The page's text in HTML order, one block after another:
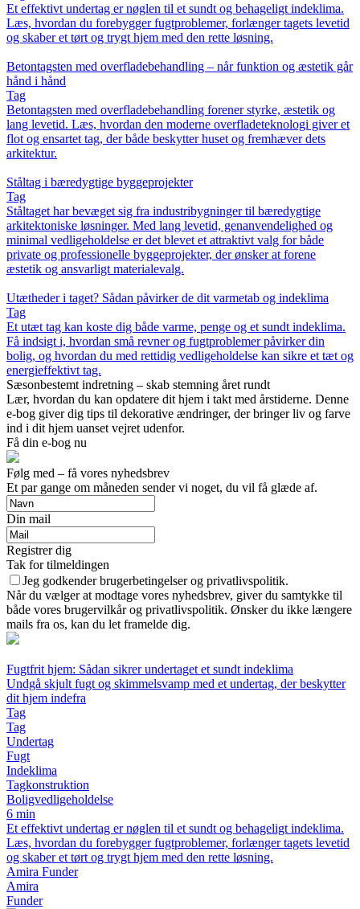
Et effektivt undertag er nøglen til et sundt og behageligt indeklima.
Læs, hvordan du forebygger fugtproblemer, forlænger tagets levetid
og skaber et tørt og trygt hjem med den rette løsning.
Betontagsten med overfladebehandling – når funktion og æstetik går
hånd i hånd
Tag
Betontagsten med overfladebehandling forener styrke, æstetik og
lang levetid. Læs, hvordan den moderne overfladeteknologi giver et
flot og ensartet tag, der både beskytter huset og fremhæver dets
arkitektur.
Ståltag i bæredygtige byggeprojekter
Tag
Ståltaget har bevæget sig fra industribygninger til bæredygtige
arkitektoniske løsninger. Med lang levetid, genanvendelighed og
minimal vedligeholdelse er det blevet et attraktivt valg for både
private og professionelle byggeprojekter, der ønsker at forene
æstetik og ansvarligt materialevalg.
Utætheder i taget? Sådan påvirker de dit varmetab og indeklima
Tag
Et utæt tag kan koste dig både varme, penge og et sundt indeklima.
Få indsigt i, hvordan små revner og fugtproblemer påvirker din
bolig, og hvordan du med rettidig vedligeholdelse kan sikre et tæt og
energieffektivt tag.
Sæsonbestemt indretning – skab stemning året rundt
Lær, hvordan du kan opdatere dit hjem i takt med årstiderne. Denne
e-bog giver dig tips til dekorative ændringer, der bringer liv og farve
ind i dit hjem uanset vejret udenfor.
Få din e-bog nu
Følg med – få vores nyhedsbrev
Et par gange om måneden sender vi noget, du vil få glæde af.
Din mail
Registrer dig
Tak for tilmeldingen
Jeg godkender brugerbetingelser og privatlivspolitik.
Når du vælger at modtage vores nyhedsbrev, giver du samtykke til
både vores brugervilkår og privatlivspolitik. Ønsker du ikke længere
mails fra os, kan du let framelde dig.
Fugtfrit hjem: Sådan sikrer undertaget et sundt indeklima
Undgå skjult fugt og skimmelsvamp med et undertag, der beskytter
dit hjem indefra
Tag
Tag
Undertag
Fugt
Indeklima
Tagkonstruktion
Boligvedligeholdelse
6 min
Et effektivt undertag er nøglen til et sundt og behageligt indeklima.
Læs, hvordan du forebygger fugtproblemer, forlænger tagets levetid
og skaber et tørt og trygt hjem med den rette løsning.
Amira Funder
Amira
Funder